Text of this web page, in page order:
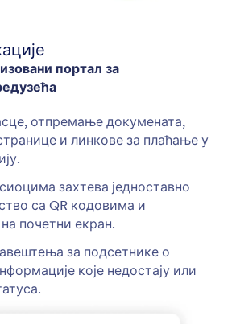
портал за
отпремање докумената,
и линкове за плаћање у
захтева једноставно
са QR кодовима и
почетни екран.
за подсетнике о
које недостају или